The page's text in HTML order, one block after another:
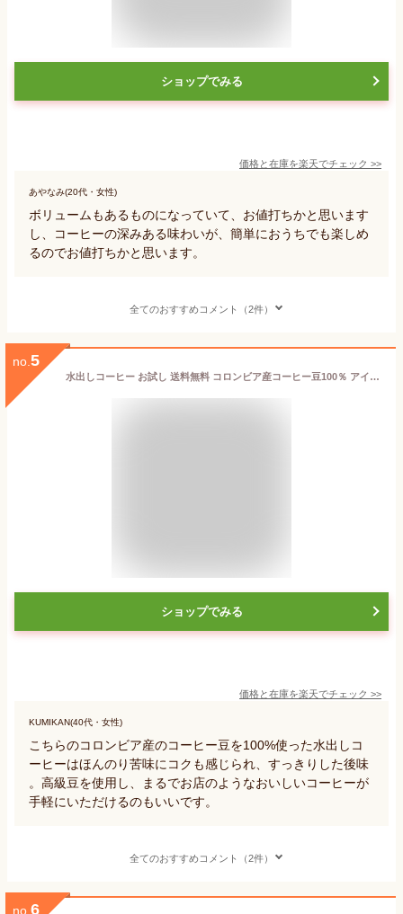
ショップでみる
価格と在庫を楽天でチェック >>
あやなみ(20代・女性)
ボリュームもあるものになっていて、お値打ちかと思います
し、コーヒーの深みある味わいが、簡単におうちでも楽しめ
るのでお値打ちかと思います。
全てのおすすめコメント（2件）
no. 5
水出しコーヒー お試し 送料無料 コロンビア産コーヒー豆100％ アイスコーヒー水出し 珈琲豆 水出しアイスコーヒー 水だしコーヒー メール便 水出し珈琲 水出しコーヒーパック スーパーセール アイスコーヒー用 豆 コーヒー粉水出しアイス珈琲 お中元コーヒー お中元人気
ショップでみる
価格と在庫を楽天でチェック >>
KUMIKAN(40代・女性)
こちらのコロンビア産のコーヒー豆を100%使った水出しコ
ーヒーはほんのり苦味にコクも感じられ、すっきりした後味
。高級豆を使用し、まるでお店のようなおいしいコーヒーが
手軽にいただけるのもいいです。
全てのおすすめコメント（2件）
no. 6